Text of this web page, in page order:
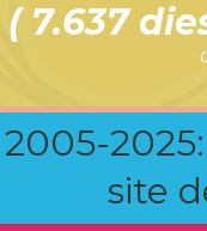
( 7.637
2005-
site